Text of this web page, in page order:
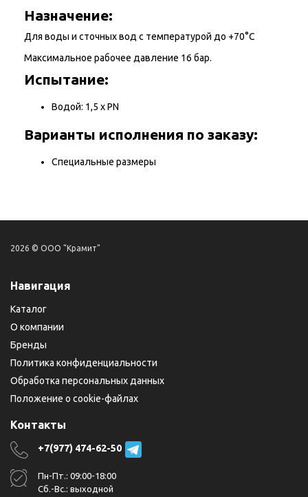
Назначение:
Для воды и сточных вод с температурой до +70°С
Максимальное рабочее давление 16 бар.
Испытание:
Водой: 1,5 х PN
Варианты исполнения по заказу:
Специальные размеры
2026 © ООО "Крамит"
Навигация
Каталог
О компании
Бренды
Политика конфиденциальности
Обработка персональных данных
Положение о cookie-файлах
Контакты
+7(977) 474-62-50
Пн-Пт.: 09:00-18:00
Сб.-Вс.: выходной